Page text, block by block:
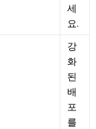
세
요.
강
화
된
배
포
를